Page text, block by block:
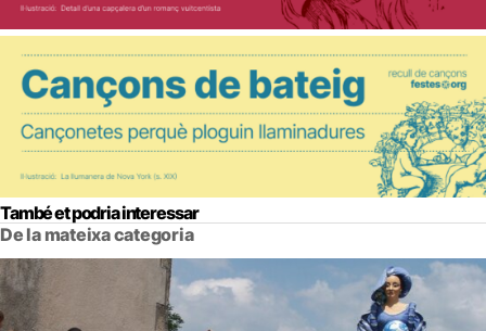
També et podria interessar
De la mateixa categoria